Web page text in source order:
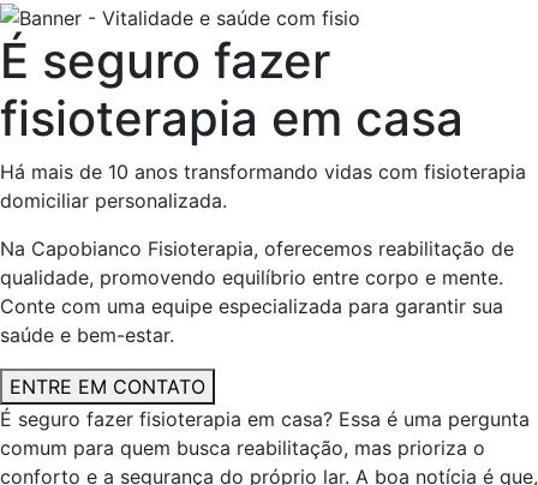
É seguro fazer
fisioterapia em casa
Há mais de 10 anos transformando vidas com fisioterapia
domiciliar personalizada.
Na Capobianco Fisioterapia, oferecemos reabilitação de
qualidade, promovendo equilíbrio entre corpo e mente.
Conte com uma equipe especializada para garantir sua
saúde e bem-estar.
ENTRE EM CONTATO
É seguro fazer fisioterapia em casa? Essa é uma pergunta
comum para quem busca reabilitação, mas prioriza o
conforto e a segurança do próprio lar. A boa notícia é que,